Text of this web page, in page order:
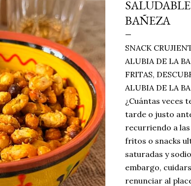
BAÑEZA
SNACK
ALUBIA DE LA
FRITAS,
ALUBIA DE LA
¿Cuántas veces
tarde o justo
recurriendo a
fritos o snacks
saturadas y
embargo,
renunciar al